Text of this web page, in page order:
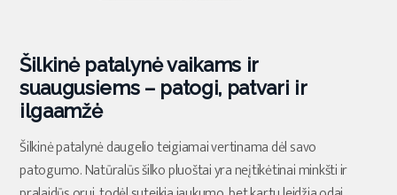
Šilkinė patalynė vaikams ir
suaugusiems – patogi, patvari ir
ilgaamžė
Šilkinė patalynė daugelio teigiamai vertinama dėl savo
patogumo. Natūralūs šilko pluoštai yra neįtikėtinai minkšti ir